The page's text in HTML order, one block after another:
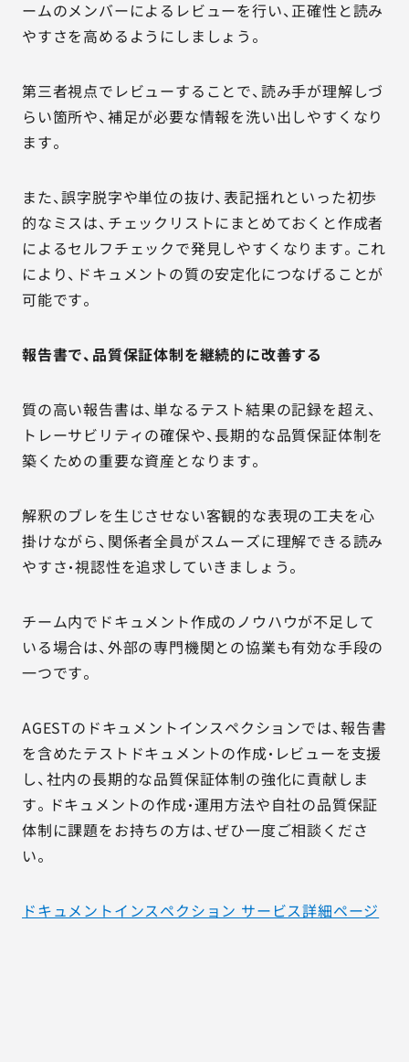
ームのメンバーによるレビューを行い、正確性と読み
やすさを高めるようにしましょう。
第三者視点でレビューすることで、読み手が理解しづ
らい箇所や、補足が必要な情報を洗い出しやすくなり
ます。
また、誤字脱字や単位の抜け、表記揺れといった初歩
的なミスは、チェックリストにまとめておくと作成者
によるセルフチェックで発見しやすくなります。これ
により、ドキュメントの質の安定化につなげることが
可能です。
報告書で、品質保証体制を継続的に改善する
質の高い報告書は、単なるテスト結果の記録を超え、
トレーサビリティの確保や、長期的な品質保証体制を
築くための重要な資産となります。
解釈のブレを生じさせない客観的な表現の工夫を心
掛けながら、関係者全員がスムーズに理解できる読み
やすさ・視認性を追求していきましょう。
チーム内でドキュメント作成のノウハウが不足して
いる場合は、外部の専門機関との協業も有効な手段の
一つです。
AGESTのドキュメントインスペクションでは、報告書
を含めたテストドキュメントの作成・レビューを支援
し、社内の長期的な品質保証体制の強化に貢献しま
す。ドキュメントの作成・運用方法や自社の品質保証
体制に課題をお持ちの方は、ぜひ一度ご相談くださ
い。
ドキュメントインスペクション サービス詳細ページ